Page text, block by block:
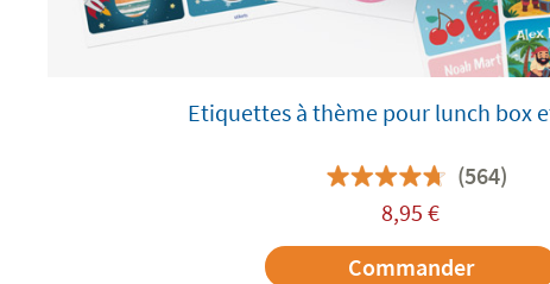
Etiquettes à thème pour lunch box
(564)
8,95 €
Commander